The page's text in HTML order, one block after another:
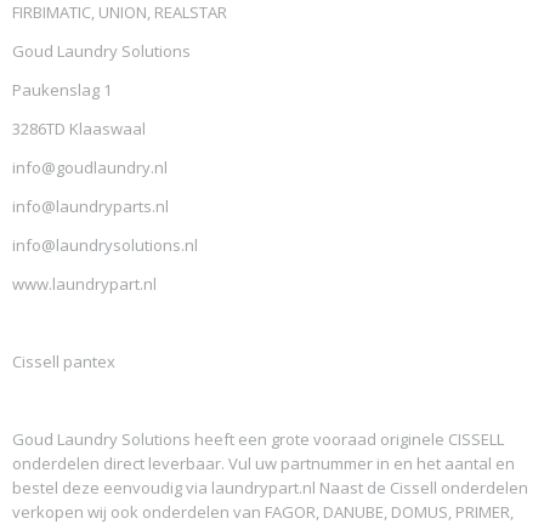
FIRBIMATIC, UNION, REALSTAR
Goud Laundry Solutions
Paukenslag 1
3286TD Klaaswaal
info@goudlaundry.nl
info@laundryparts.nl
info@laundrysolutions.nl
www.laundrypart.nl
Cissell pantex
Goud Laundry Solutions heeft een grote vooraad originele CISSELL
onderdelen direct leverbaar. Vul uw partnummer in en het aantal en
bestel deze eenvoudig via laundrypart.nl Naast de Cissell onderdelen
verkopen wij ook onderdelen van FAGOR, DANUBE, DOMUS, PRIMER,